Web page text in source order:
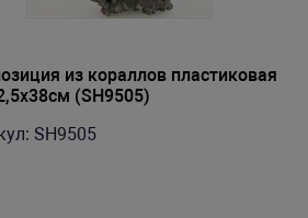
из кораллов пластиковая
(SH9505)
SH9505